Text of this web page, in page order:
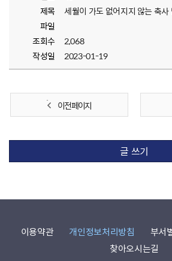
제목
세월이 가도 없어지지 않는 축사
파일
조회수
2,068
작성일
2023-01-19
이전 페이지
글 쓰기
이용약관 개인정보처리방침 부서
찾아오시는길